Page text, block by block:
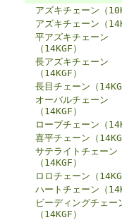
アズキチェーン（
アズキチェーン（
平アズキチェーン
（14KGF）
長アズキチェーン
（14KGF）
長目チェーン（
オーバルチェーン
（14KGF）
ロープチェーン（
喜平チェーン（
サテライトチェーン
（14KGF）
ロロチェーン（
ハートチェーン（
ビーディングチェー
（14KGF）